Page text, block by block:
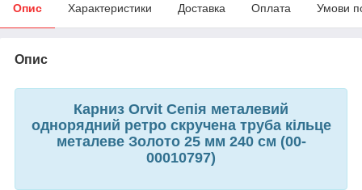
Опис Характеристики Доставка Оплата Умови
Опис
Карниз Orvit Сепія металевий
однорядний ретро скручена труба кільце
металеве Золото 25 мм 240 см (00-
00010797)